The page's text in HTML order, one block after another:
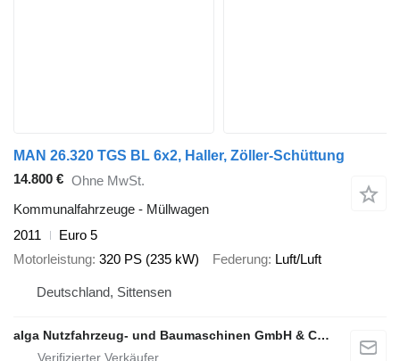
MAN 26.320 TGS BL 6x2, Haller, Zöller-Schüttung
14.800 € Ohne MwSt.
Kommunalfahrzeuge - Müllwagen
2011
Euro 5
Motorleistung 320 PS (235 kW) Federung Luft/Luft
Deutschland, Sittensen
alga Nutzfahrzeug- und Baumaschinen GmbH & Co. KG